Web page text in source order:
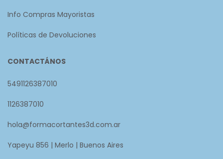
Info Compras Mayoristas
Políticas de Devoluciones
CONTACTÁNOS
5491126387010
1126387010
hola@formacortantes3d.com.ar
Yapeyu 856 | Merlo | Buenos Aires